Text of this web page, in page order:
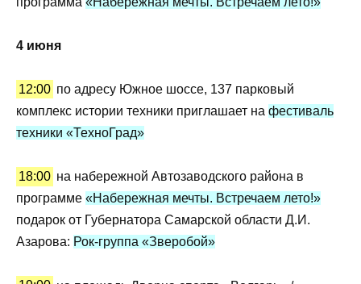
4 июня
12:00 по адресу Южное шоссе, 137 парковый
комплекс истории техники приглашает на фестиваль
техники «ТехноГрад»
18:00 на набережной Автозаводского района в
программе «Набережная мечты. Встречаем лето!»
подарок от Губернатора Самарской области Д.И.
Азарова: Рок-группа «Зверобой»